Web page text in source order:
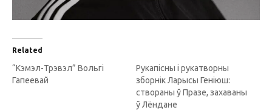
Related
“Кэмэл-Трэвэл” Вольгі
Гапеевай
Рукапісны і рукатворны
зборнік Ларысы Геніюш:
створаны ў Празе, захаваны
ў Лёндане